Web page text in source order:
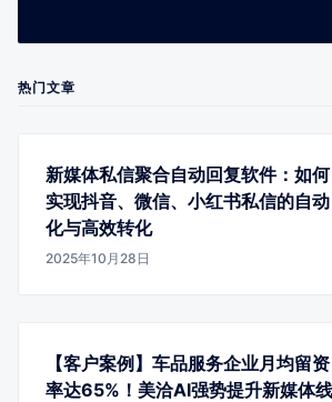
热门文章
新媒体私信聚合自动回复软件：如何
实现抖音、微信、小红书私信的自动
化与高效转化
2025年10月28日
【客户案例】车品服务企业月均留资
率达65%！美洽AI强势提升新媒体线